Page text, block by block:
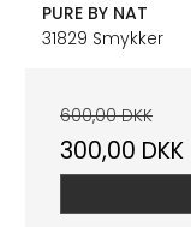
PURE BY NAT
31829 Smykker
600,00 DKK
300,00 DKK